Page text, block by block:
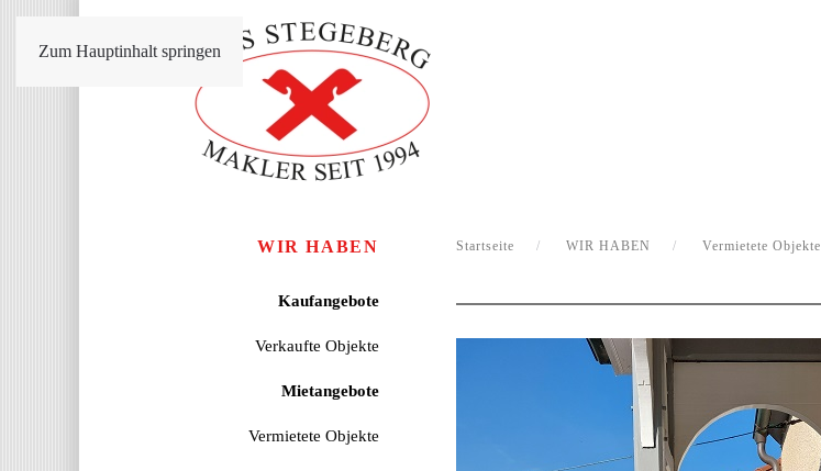
Zum Hauptinhalt springen
Startseite WIR HABEN Vermietete Objekte
WIR HABEN
Kaufangebote
Verkaufte Objekte
Mietangebote
Vermietete Objekte